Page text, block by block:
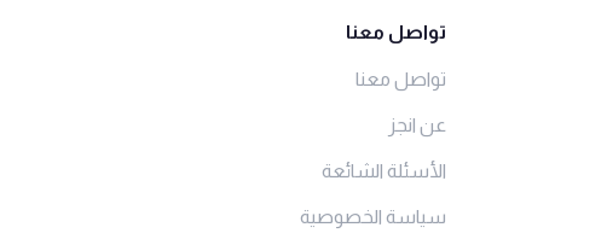
تواصل معنا
تواصل معنا
عن انجز
الأسئلة الشائعة
سياسة الخصوصية